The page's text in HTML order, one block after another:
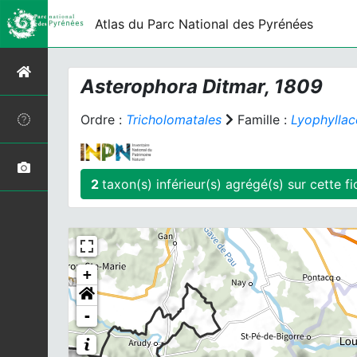
Atlas du Parc National des Pyrénées
Asterophora Ditmar, 1809
Ordre : Tricholomatales Famille :
2 taxon(s)
+
-